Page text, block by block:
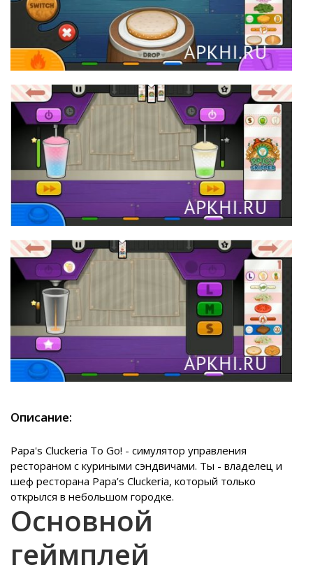
Описание:
Papa's Cluckeria To Go! - симулятор управления
рестораном с куриными сэндвичами. Ты - владелец и
шеф ресторана Papa’s Cluckeria, который только
открылся в небольшом городке.
Основной
геймплей